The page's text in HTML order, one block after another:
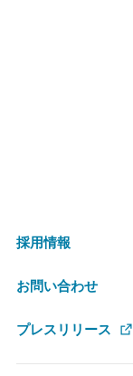
採用情報
お問い合わせ
プレスリリース